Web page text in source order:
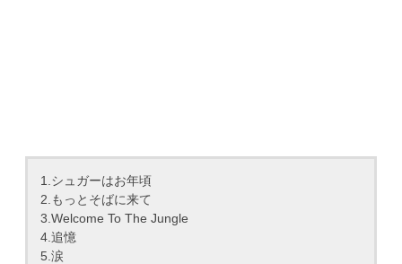
1.シュガーはお年頃
2.もっとそばに来て
3.Welcome To The Jungle
4.追憶
5.涙